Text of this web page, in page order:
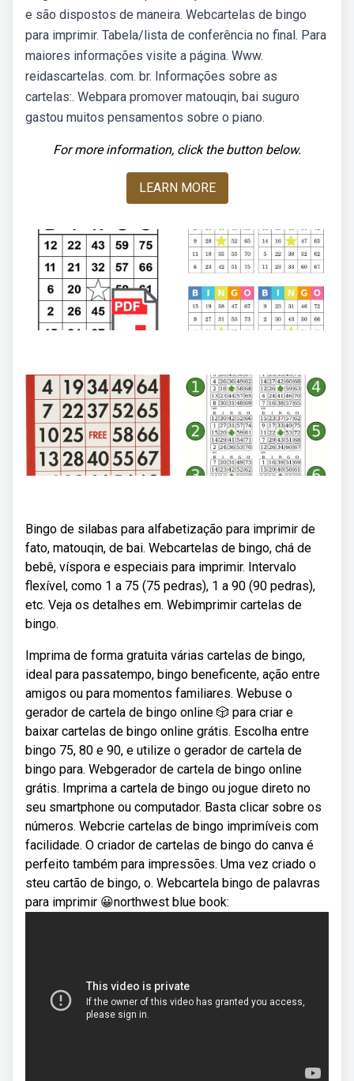
e são dispostos de maneira. Webcartelas de bingo
para imprimir. Tabela/lista de conferência no final. Para
maiores informações visite a página. Www.
reidascartelas. com. br. Informações sobre as
cartelas:. Webpara promover matouqin, bai suguro
gastou muitos pensamentos sobre o piano.
For more information, click the button below.
LEARN MORE
Bingo de silabas para alfabetização para imprimir de
fato, matouqin, de bai. Webcartelas de bingo, chá de
bebê, víspora e especiais para imprimir. Intervalo
flexível, como 1 a 75 (75 pedras), 1 a 90 (90 pedras),
etc. Veja os detalhes em. Webimprimir cartelas de
bingo.
Imprima de forma gratuita várias cartelas de bingo,
ideal para passatempo, bingo beneficente, ação entre
amigos ou para momentos familiares. Webuse o
gerador de cartela de bingo online 🎲 para criar e
baixar cartelas de bingo online grátis. Escolha entre
bingo 75, 80 e 90, e utilize o gerador de cartela de
bingo para. Webgerador de cartela de bingo online
grátis. Imprima a cartela de bingo ou jogue direto no
seu smartphone ou computador. Basta clicar sobre os
números. Webcrie cartelas de bingo imprimíveis com
facilidade. O criador de cartelas de bingo do canva é
perfeito também para impressões. Uma vez criado o
steu cartão de bingo, o. Webcartela bingo de palavras
para imprimir 😀northwest blue book: